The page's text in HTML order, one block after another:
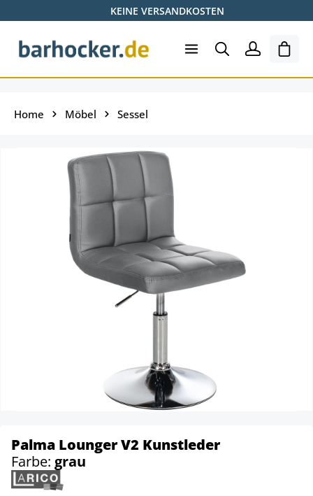
Zum Hauptinhalt springenKEINE VERSANDKOSTEN
Home Möbel Sessel
Palma Lounger V2 Kunstleder
Farbe: grau